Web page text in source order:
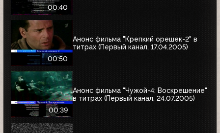
00:40
00:50
Анонс фильма "Крепкий орешек-2" в
титрах (Первый канал, 17.04.2005)
00:39
Анонс фильма "Чужой-4: Воскрешение"
в титрах (Первый канал, 24.07.2005)